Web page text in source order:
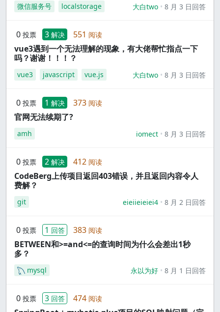
微信服务号 localstorage 大白two 8 月 3 日回答
0 投票 3 解决 551 阅读
vue3遇到一个无法理解的现象，有大佬帮忙指点一下
吗？谢谢！！！？
vue3 javascript vue.js 大白two 8 月 3 日回答
0 投票 1 解决 373 阅读
官网无法续期了?
amh iomect 8 月 3 日回答
0 投票 2 解决 412 阅读
CodeBerg上传项目返回403错误，并且返回内容令人
费解？
git eieiieieiei4 8 月 2 日回答
0 投票 1 回答 383 阅读
BETWEEN和>=and<=的查询时间为什么会差出1秒
多？
mysql 永以为好 8 月 1 日回答
0 投票 3 回答 474 阅读